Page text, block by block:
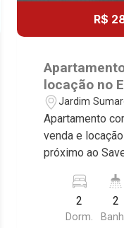
R$
locação no
próximo ao
Preto/SP.
Jardim
Apartamento
venda e
próximo ao
Preto/SP. Conheça as características
deste imóvel
Imobiliária
2
Dorm.
2